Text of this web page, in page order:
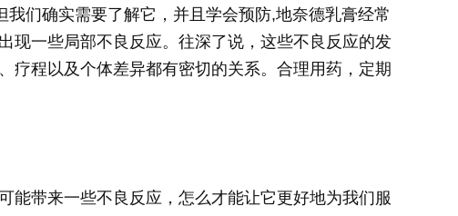
我们确实需要了解它，并且学会预防,地奈德乳膏经常
现一些局部不良反应。往深了说，这些不良反应的发
疗程以及个体差异都有密切的关系。合理用药，定期
能带来一些不良反应，怎么才能让它更好地为我们服